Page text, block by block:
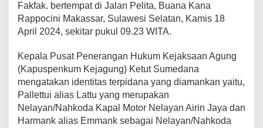
Fakfak. bertempat di Jalan Pelita, Buana Kana
Rappocini Makassar, Sulawesi Selatan, Kamis 18
April 2024, sekitar pukul 09.23 WITA.
Kepala Pusat Penerangan Hukum Kejaksaan Agung
(Kapuspenkum Kejagung) Ketut Sumedana
mengatakan identitas terpidana yang diamankan yaitu,
Pallettui alias Lattu yang merupakan
Nelayan/Nahkoda Kapal Motor Nelayan Airin Jaya dan
Harmank alias Emmank sebagai Nelayan/Nahkoda